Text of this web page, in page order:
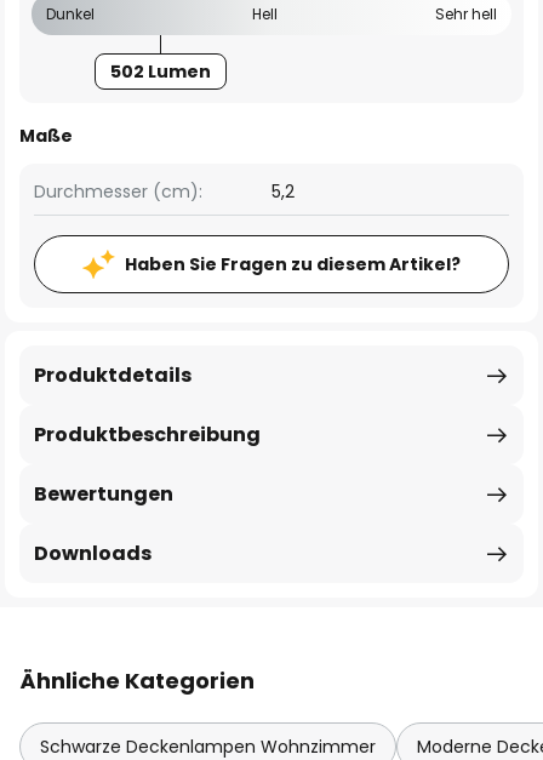
Dunkel Hell Sehr hell
502 Lumen
Maße
Durchmesser (cm): 5,2
Haben Sie Fragen zu diesem Artikel?
Produktbeschreibung
Produktdetails
Bewertungen
Downloads
Ähnliche Kategorien
Schwarze Deckenlampen Wohnzimmer Moderne